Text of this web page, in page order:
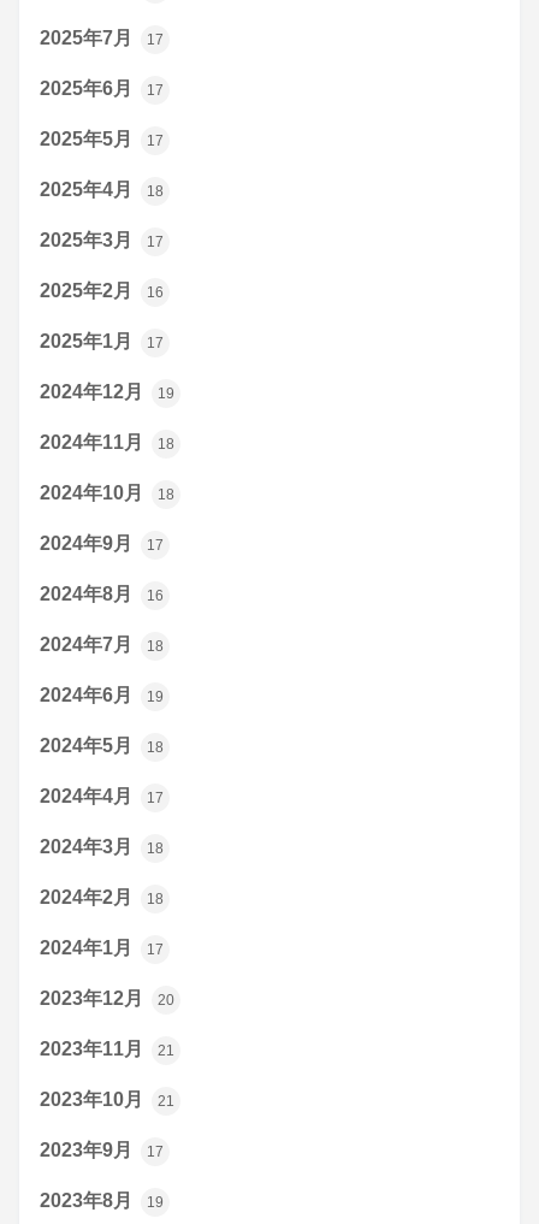
2025年7月 17
2025年6月 17
2025年5月 17
2025年4月 18
2025年3月 17
2025年2月 16
2025年1月 17
2024年12月 19
2024年11月 18
2024年10月 18
2024年9月 17
2024年8月 16
2024年7月 18
2024年6月 19
2024年5月 18
2024年4月 17
2024年3月 18
2024年2月 18
2024年1月 17
2023年12月 20
2023年11月 21
2023年10月 21
2023年9月 17
2023年8月 19